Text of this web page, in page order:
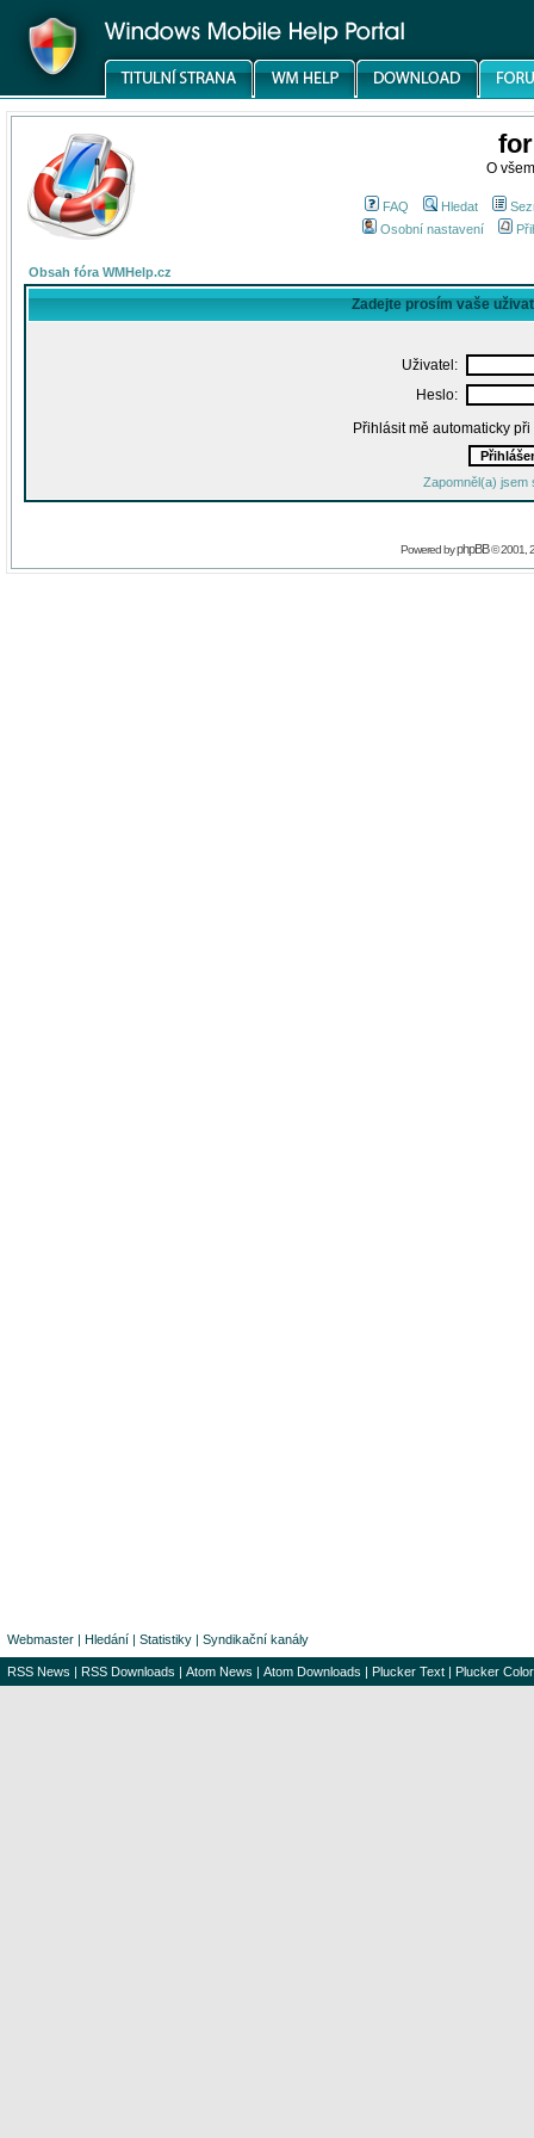
O
FAQ Hledat
Osobní nastavení
Obsah fóra WMHelp.cz
Zadejte prosím vaše
Uživatel:
Heslo:
Přihlásit mě automaticky
Zapomněl(a) jsem
Powered byphpBB© 2001,
Webmaster | Hledání | Statistiky | Syndikační kanály
RSS News | RSS Downloads | Atom News | Atom Downloads | Plucker Text | Plucker Color